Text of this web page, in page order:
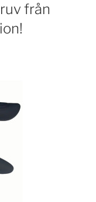
från